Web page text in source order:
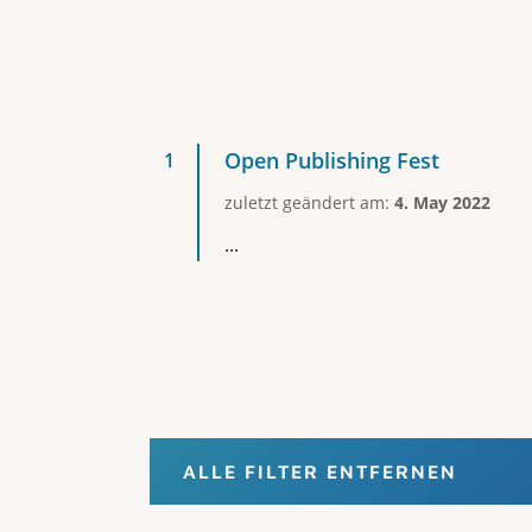
Open Publishing Fest
zuletzt geändert am: 4. May 2022
...
ALLE FILTER ENTFERNEN